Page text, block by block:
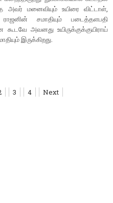
மனைவியும் உயிரை விட்டாள்,
சமாதியும் படைத்தளபதி
கூடவே அவனது உயிருக்குக்குயிராய்
இருக்கிறது.
3 4 Next